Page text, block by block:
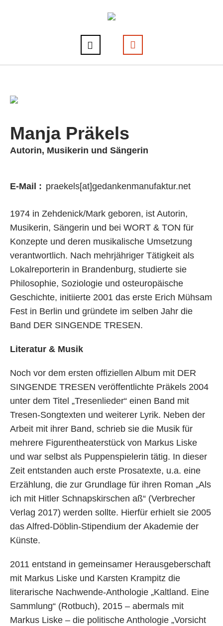
Manja Präkels
Autorin, Musikerin und Sängerin
E-Mail : praekels[at]gedankenmanufaktur.net
1974 in Zehdenick/Mark geboren, ist Autorin,
Musikerin, Sängerin und bei WORT & TON für
Konzepte und deren musikalische Umsetzung
verantwortlich. Nach mehrjähriger Tätigkeit als
Lokalreporterin in Brandenburg, studierte sie
Philosophie, Soziologie und osteuropäische
Geschichte, initiierte 2001 das erste Erich Mühsam
Fest in Berlin und gründete im selben Jahr die
Band DER SINGENDE TRESEN.
Literatur & Musik
Noch vor dem ersten offiziellen Album mit DER
SINGENDE TRESEN veröffentlichte Präkels 2004
unter dem Titel „Tresenlieder“ einen Band mit
Tresen-Songtexten und weiterer Lyrik. Neben der
Arbeit mit ihrer Band, schrieb sie die Musik für
mehrere Figurentheaterstück von Markus Liske
und war selbst als Puppenspielerin tätig. In dieser
Zeit entstanden auch erste Prosatexte, u.a. eine
Erzählung, die zur Grundlage für ihren Roman „Als
ich mit Hitler Schnapskirschen aß“ (Verbrecher
Verlag 2017) werden sollte. Hierfür erhielt sie 2005
das Alfred-Döblin-Stipendium der Akademie der
Künste.
2011 entstand in gemeinsamer Herausgeberschaft
mit Markus Liske und Karsten Krampitz die
literarische Nachwende-Anthologie „Kaltland. Eine
Sammlung“ (Rotbuch), 2015 – abermals mit
Markus Liske – die politische Anthologie „Vorsicht